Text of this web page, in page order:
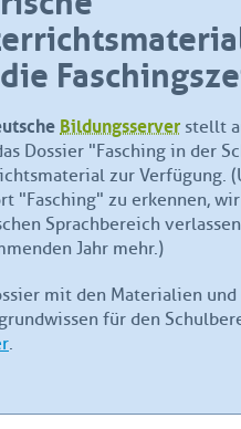
Bildungsserver stellt
Dossier "Fasching in der
zur Verfügung.
"Fasching" zu erkennen,
Sprachbereich
Jahr mehr.)
mit den Materialien und
für den
.